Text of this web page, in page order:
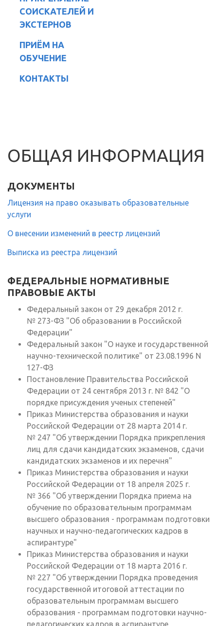
СОИСКАТЕЛЕЙ И
ЭКСТЕРНОВ
ПРИЁМ НА
ОБУЧЕНИЕ
КОНТАКТЫ
ОБЩАЯ ИНФОРМАЦИЯ
ДОКУМЕНТЫ
Лицензия на право оказывать образовательные
услуги
О внесении изменений в реестр лицензий
Выписка из реестра лицензий
ФЕДЕРАЛЬНЫЕ НОРМАТИВНЫЕ
ПРАВОВЫЕ АКТЫ
Федеральный закон от 29 декабря 2012 г.
№ 273-ФЗ "Об образовании в Российской
Федерации"
Федеральный закон "О науке и государственной
научно-технической политике" от 23.08.1996 N
127-ФЗ
Постановление Правительства Российской
Федерации от 24 сентября 2013 г. № 842 "О
порядке присуждения ученых степеней"
Приказ Министерства образования и науки
Российской Федерации от 28 марта 2014 г.
№ 247 "Об утверждении Порядка прикрепления
лиц для сдачи кандидатских экзаменов, сдачи
кандидатских экзаменов и их перечня"
Приказ Министерства образования и науки
Российской Федерации от 18 апреля 2025 г.
№ 366 "Об утверждении Порядка приема на
обучение по образовательным программам
высшего образования - программам подготовки
научных и научно-педагогических кадров в
аспирантуре"
Приказ Министерства образования и науки
Российской Федерации от 18 марта 2016 г.
№ 227 "Об утверждении Порядка проведения
государственной итоговой аттестации по
образовательным программам высшего
образования - программам подготовки научно-
педагогических кадров в аспирантуре